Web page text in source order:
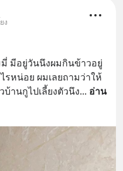
ง
มีอยู่วันนึงผมกินข้าวอยู่
รหน่อย ผมเลยถามว่าให้
านกูไปเลี้ยงตัวนึง... อ่าน